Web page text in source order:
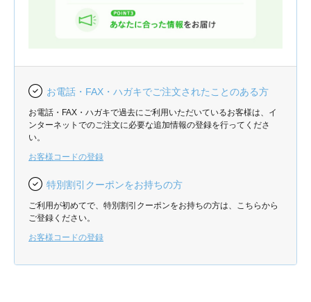
お電話・FAX・ハガキでご注文されたことのある方
お電話・FAX・ハガキで過去にご利用いただいているお客様は、イ
ンターネットでのご注文に必要な追加情報の登録を行ってくださ
い。
お客様コードの登録
特別割引クーポンをお持ちの方
ご利用が初めてで、特別割引クーポンをお持ちの方は、こちらから
ご登録ください。
お客様コードの登録